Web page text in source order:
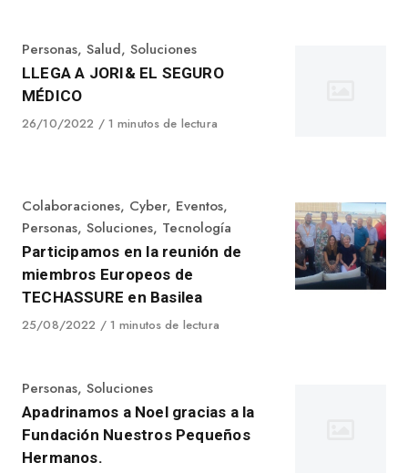
Category
Personas, Salud, Soluciones
LLEGA A JORI& EL SEGURO
MÉDICO
Published
26/10/2022 1 minutos de lectura
Category
Colaboraciones, Cyber, Eventos,
Personas, Soluciones, Tecnología
Participamos en la reunión de
miembros Europeos de
TECHASSURE en Basilea
Published
25/08/2022 1 minutos de lectura
Category
Personas, Soluciones
Apadrinamos a Noel gracias a la
Fundación Nuestros Pequeños
Hermanos.